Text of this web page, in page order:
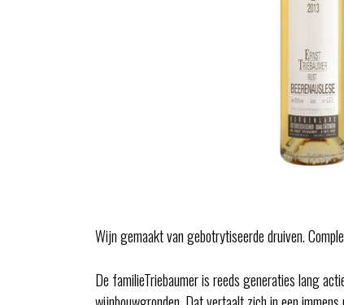
Wijn gemaakt van gebotrytiseerde druiven.
De familieTriebaumer is reeds generaties lang